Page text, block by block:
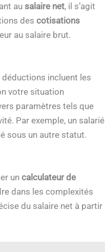
au salaire net, il s’agit
des cotisations
au salaire brut.
incluent les
votre situation
paramètres tels que
Par exemple, un salarié
sous un autre statut.
un calculateur de
dans les complexités
du salaire net à partir